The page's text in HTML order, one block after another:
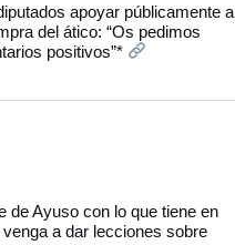
apoyar públicamente a
del ático: “Os pedimos
positivos”*
de Ayuso con lo que tiene en
a dar lecciones sobre